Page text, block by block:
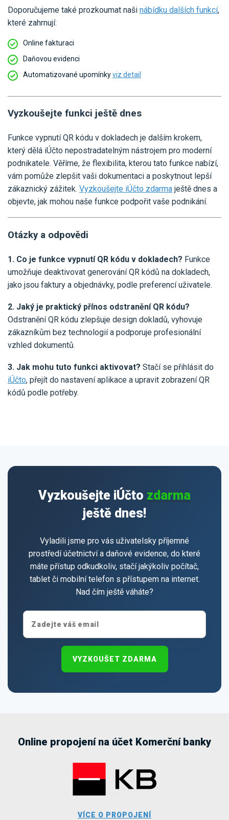
Doporučujeme také prozkoumat naši nábídku dalších funkcí,
které zahrnují:
Online fakturaci
Daňovou evidenci
Automatizované upomínkyviz detail
Vyzkoušejte funkci ještě dnes
Funkce vypnutí QR kódu v dokladech je dalším krokem,
který dělá iÚčto nepostradatelným nástrojem pro moderní
podnikatele. Věříme, že flexibilita, kterou tato funkce nabízí,
vám pomůže zlepšit vaši dokumentaci a poskytnout lepší
zákaznický zážitek. Vyzkoušejte iÚčto zdarma ještě dnes a
objevte, jak mohou naše funkce podpořit vaše podnikání.
Otázky a odpovědi
1. Co je funkce vypnutí QR kódu v dokladech? Funkce
umožňuje deaktivovat generování QR kódů na dokladech,
jako jsou faktury a objednávky, podle preferencí uživatele.
2. Jaký je praktický přínos odstranění QR kódu?
Odstranění QR kódu zlepšuje design dokladů, vyhovuje
zákazníkům bez technologií a podporuje profesionální
vzhled dokumentů.
3. Jak mohu tuto funkci aktivovat? Stačí se přihlásit do
iÚčto, přejít do nastavení aplikace a upravit zobrazení QR
kódů podle potřeby.
Vyzkoušejte iÚčto zdarma
ještě dnes!
Vyladili jsme pro vás uživatelsky příjemné
prostředí účetnictví a daňové evidence, do které
máte přístup odkudkoliv, stačí jakýkoliv počítač,
tablet či mobilní telefon s přístupem na internet.
Nad čím ještě váháte?
VYZKOUŠET ZDARMA
Online propojení na účet Komerční banky
VÍCE O PROPOJENÍ